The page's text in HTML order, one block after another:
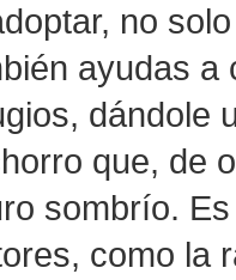
no
ayudas a
dándole
que, de
sombrío.
como la